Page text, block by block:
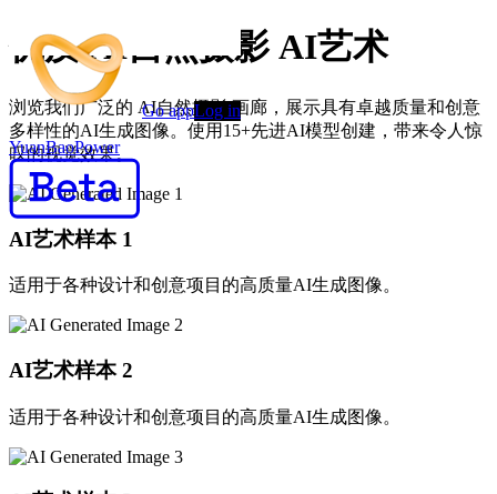
YuanBaoPower
Go appLog in
优质 AI自然摄影 AI艺术
浏览我们广泛的 AI自然摄影 画廊，展示具有卓越质量和创意
多样性的AI生成图像。使用15+先进AI模型创建，带来令人惊
叹的视觉效果。
AI艺术样本 1
适用于各种设计和创意项目的高质量AI生成图像。
AI艺术样本 2
适用于各种设计和创意项目的高质量AI生成图像。